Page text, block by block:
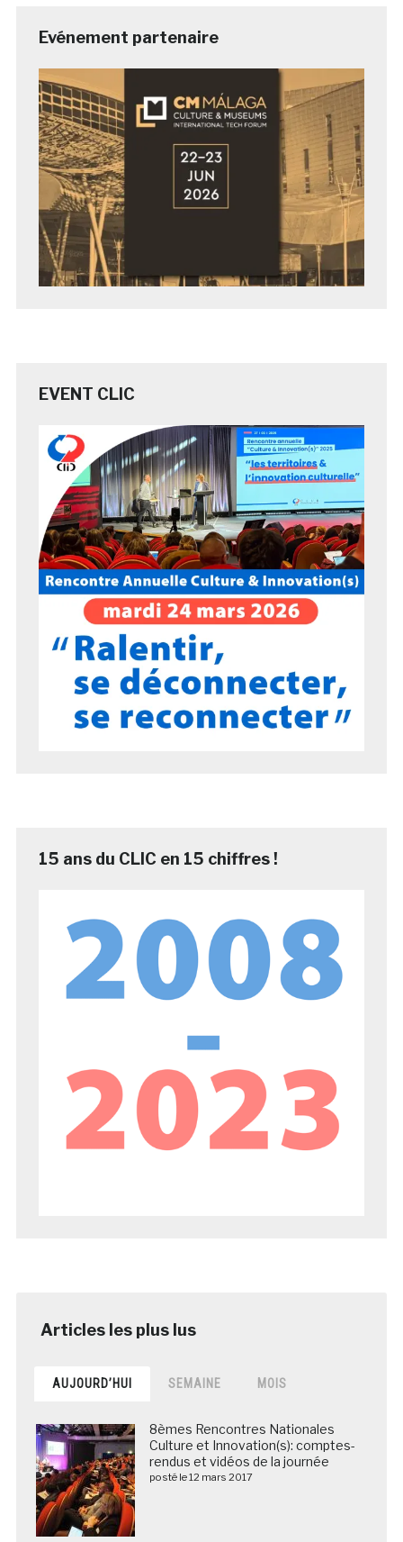
Evénement partenaire
EVENT CLIC
15 ans du CLIC en 15 chiffres !
AUJOURD’HUI SEMAINE MOIS
8èmes Rencontres Nationales
Culture et Innovation(s): comptes-
rendus et vidéos de la journée
posté le 12 mars 2017